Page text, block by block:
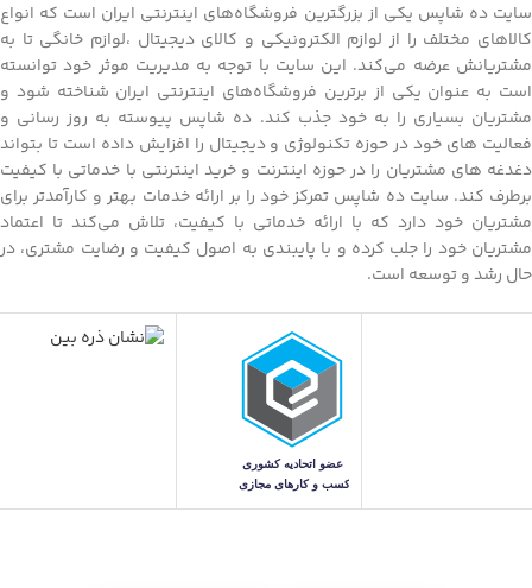
سایت ده شاپس یکی از بزرگترین فروشگاه‌های اینترنتی ایران است که انواع
کالاهای مختلف را از لوازم الکترونیکی و کالای دیجیتال ،لوازم خانگی تا به
مشتریانش عرضه می‌کند. این سایت با توجه به مدیریت موثر خود توانسته
است به عنوان یکی از برترین فروشگاه‌های اینترنتی ایران شناخته شود و
مشتریان بسیاری را به خود جذب کند. ده شاپس پیوسته به روز رسانی و
فعالیت های خود در حوزه تکنولوژی و دیجیتال را افزایش داده است تا بتواند
دغدغه های مشتریان را در حوزه اینترنت و خرید اینترنتی با خدماتی با کیفیت
برطرف کند. سایت ده شاپس تمرکز خود را بر ارائه خدمات بهتر و کارآمدتر برای
مشتریان خود دارد که با ارائه خدماتی با کیفیت، تلاش می‌کند تا اعتماد
مشتریان خود را جلب کرده و با پایبندی به اصول کیفیت و رضایت مشتری، در
حال رشد و توسعه است.